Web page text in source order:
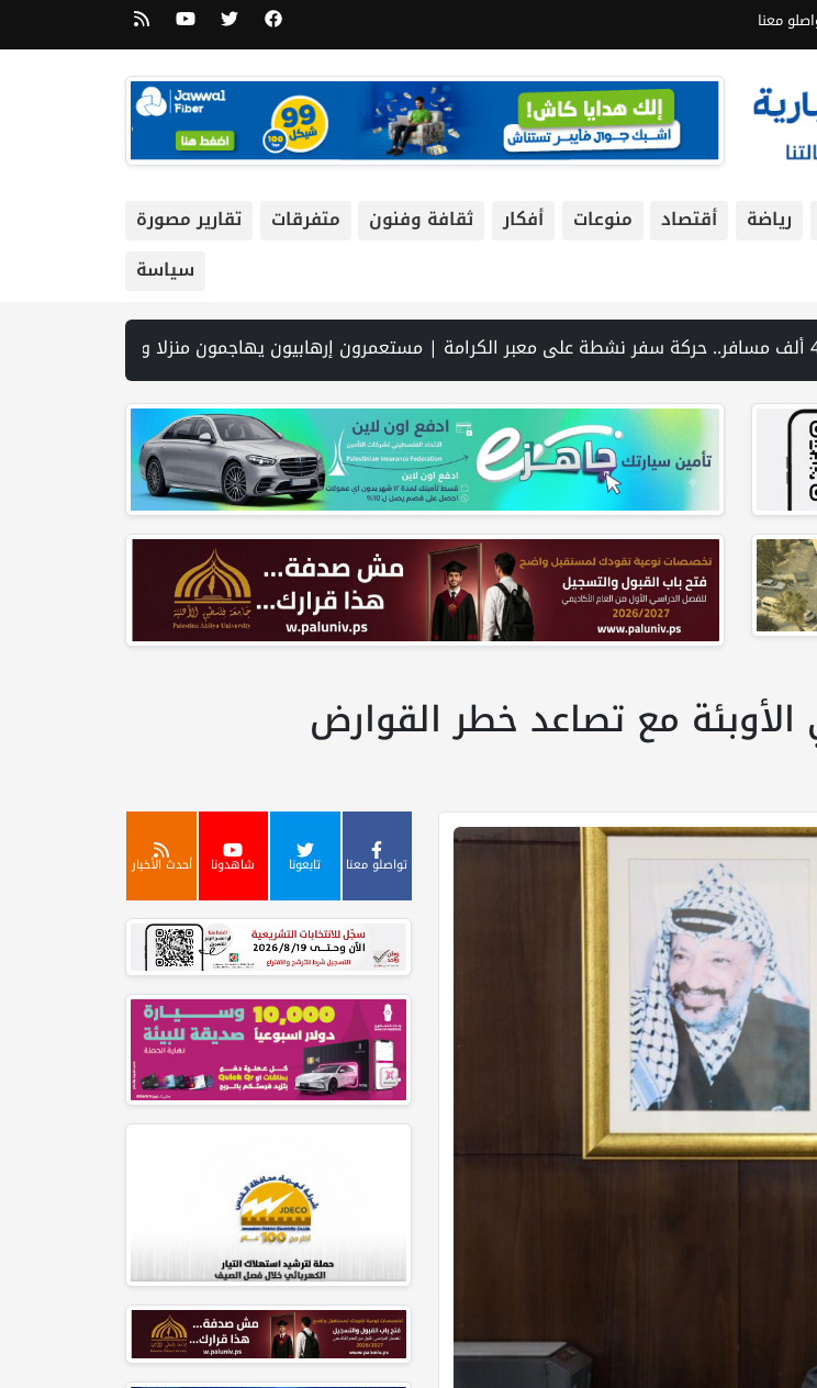
معنا
رياضة أقتصاد منوعات أفكار ثقافة وفنون متفرقات
تقارير مصورة
سياسة
مع تصاعد خطر القوارض
تواصلو معنا تابعونا شاهدونا أحدث الأخبار